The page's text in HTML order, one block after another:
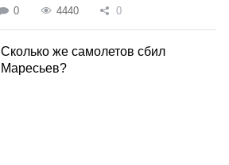
0 4440 0
Сколько же самолетов сбил
Маресьев?